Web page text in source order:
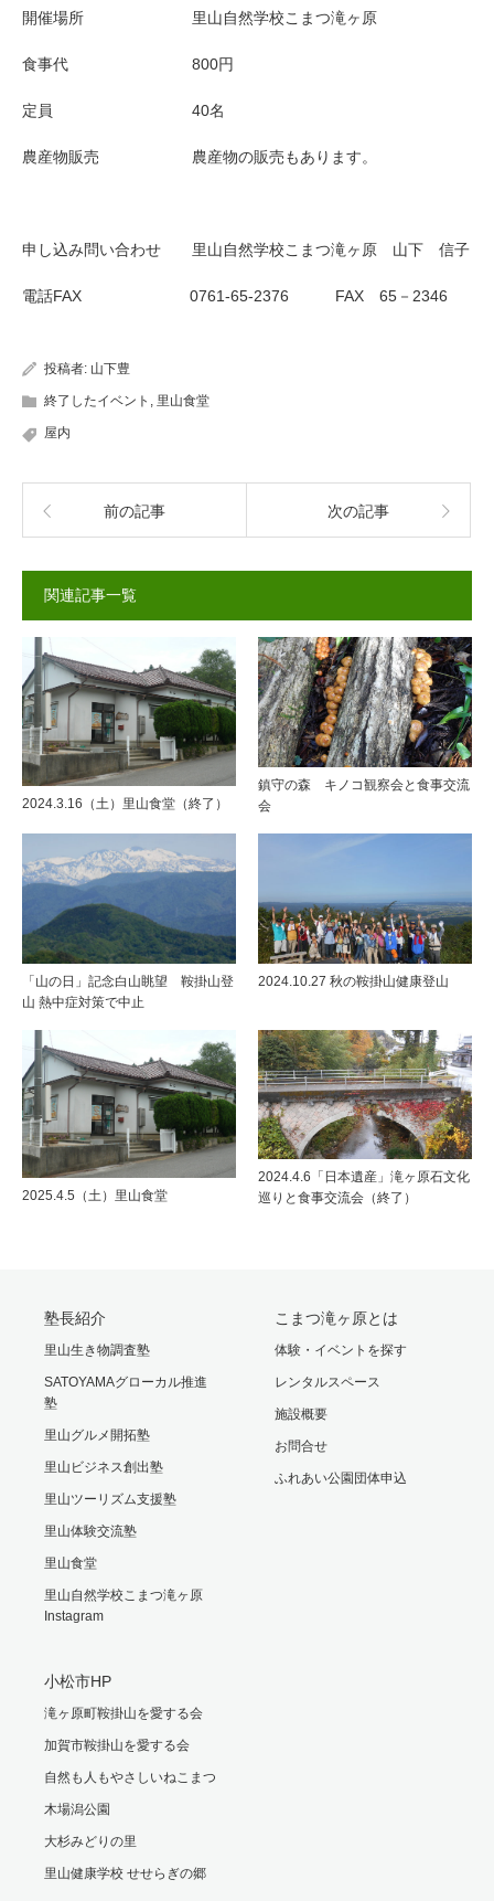
開催場所 里山自然学校こまつ滝ヶ原
食事代 800円
定員 40名
農産物販売 農産物の販売もあります。
申し込み問い合わせ 里山自然学校こまつ滝ヶ原 山下 信子
電話FAX 0761-65-2376 FAX 65－2346
投稿者: 山下豊
終了したイベント , 里山食堂
屋内
前の記事 次の記事
関連記事一覧
2024.3.16（土）里山食堂（終了）
鎮守の森 キノコ観察会と食事交流
会
「山の日」記念白山眺望 鞍掛山登
山 熱中症対策で中止
2024.10.27 秋の鞍掛山健康登山
2025.4.5（土）里山食堂
2024.4.6「日本遺産」滝ヶ原石文化
巡りと食事交流会（終了）
塾長紹介
里山生き物調査塾
SATOYAMAグローカル推進
塾
里山グルメ開拓塾
里山ビジネス創出塾
里山ツーリズム支援塾
里山体験交流塾
里山食堂
里山自然学校こまつ滝ヶ原
Instagram
こまつ滝ヶ原とは
体験・イベントを探す
レンタルスペース
施設概要
お問合せ
ふれあい公園団体申込
小松市HP
滝ヶ原町鞍掛山を愛する会
加賀市鞍掛山を愛する会
自然も人もやさしいねこまつ
木場潟公園
大杉みどりの里
里山健康学校 せせらぎの郷